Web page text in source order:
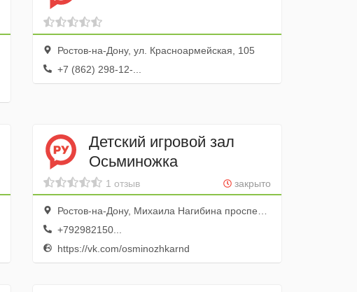
Ростов-на-Дону, ул. Красноармейская, 105
+7 (862) 298-12-...
Детский игровой зал
Осьминожка
закрыто
1 отзыв
Ростов-на-Дону, Михаила Нагибина проспект, 17, 3 этаж
+792982150...
https://vk.com/osminozhkarnd